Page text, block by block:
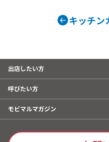
キッチン
出店したい方
呼びたい方
モビマルマガジン